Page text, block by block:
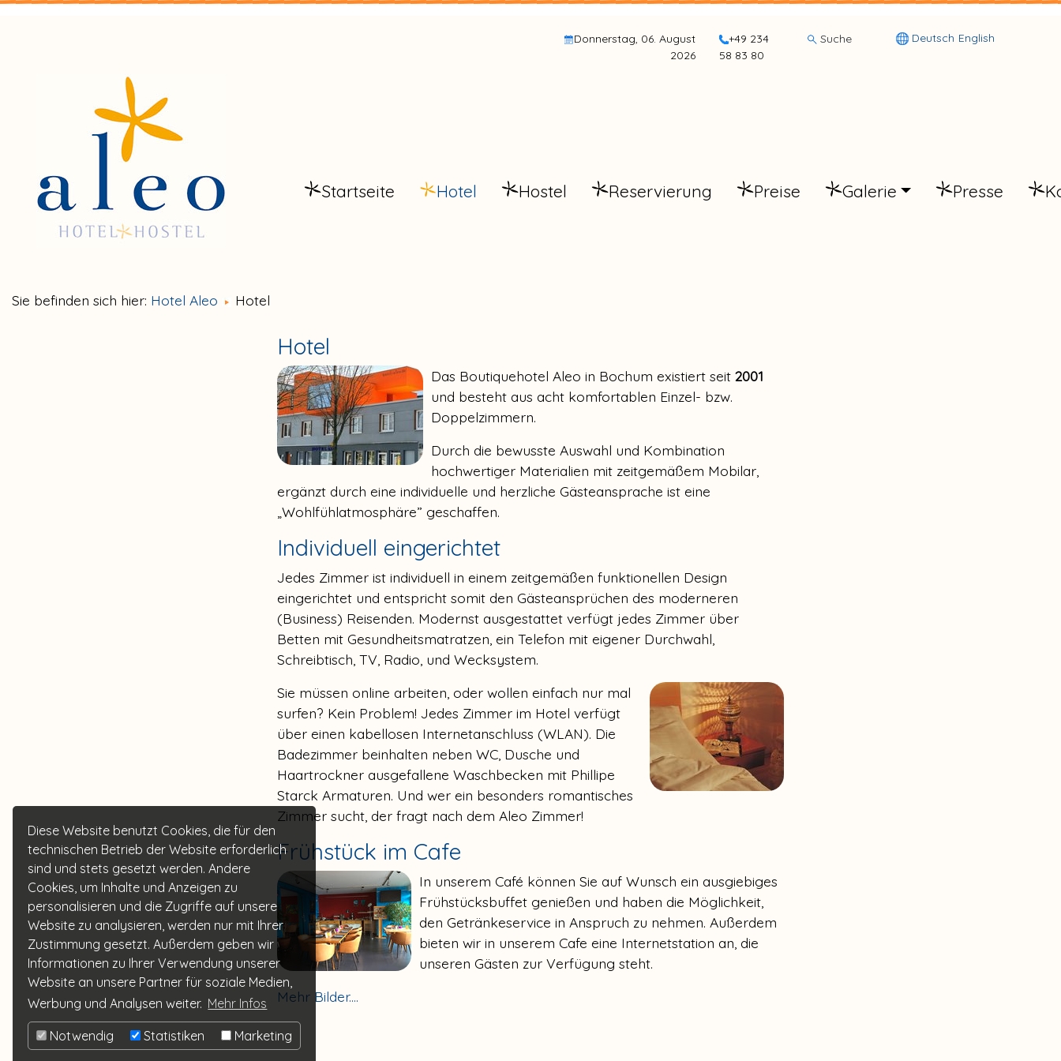
Diese Website benutzt Cookies, die für den
technischen Betrieb der Website erforderlich
sind und stets gesetzt werden. Andere
Cookies, um Inhalte und Anzeigen zu
personalisieren und die Zugriffe auf unsere
Website zu analysieren, werden nur mit Ihrer
Zustimmung gesetzt. Außerdem geben wir
Informationen zu Ihrer Verwendung unserer
Website an unsere Partner für soziale Medien,
Werbung und Analysen weiter. Mehr Infos
Notwendig Statistiken Marketing
Donnerstag, 06. August
2026
+49 234
58 83 80
Suche Deutsch English
Startseite Hotel Hostel Reservierung Preise Galerie Presse
Sie befinden sich hier: Hotel Aleo Hotel
Hotel
Das Boutiquehotel Aleo in Bochum existiert seit 2001
und besteht aus acht komfortablen Einzel- bzw.
Doppelzimmern.
Durch die bewusste Auswahl und Kombination
hochwertiger Materialien mit zeitgemäßem Mobilar,
ergänzt durch eine individuelle und herzliche Gästeansprache ist eine
„Wohlfühlatmosphäre” geschaffen.
Individuell eingerichtet
Jedes Zimmer ist individuell in einem zeitgemäßen funktionellen Design
eingerichtet und entspricht somit den Gästeansprüchen des moderneren
(Business) Reisenden. Modernst ausgestattet verfügt jedes Zimmer über
Betten mit Gesundheitsmatratzen, ein Telefon mit eigener Durchwahl,
Schreibtisch, TV, Radio, und Wecksystem.
Sie müssen online arbeiten, oder wollen einfach nur mal
surfen? Kein Problem! Jedes Zimmer im Hotel verfügt
über einen kabellosen Internetanschluss (WLAN). Die
Badezimmer beinhalten neben WC, Dusche und
Haartrockner ausgefallene Waschbecken mit Phillipe
Starck Armaturen. Und wer ein besonders romantisches
Zimmer sucht, der fragt nach dem Aleo Zimmer!
Frühstück im Cafe
In unserem Café können Sie auf Wunsch ein ausgiebiges
Frühstücksbuffet genießen und haben die Möglichkeit,
den Getränkeservice in Anspruch zu nehmen. Außerdem
bieten wir in unserem Cafe eine Internetstation an, die
unseren Gästen zur Verfügung steht.
Mehr Bilder....